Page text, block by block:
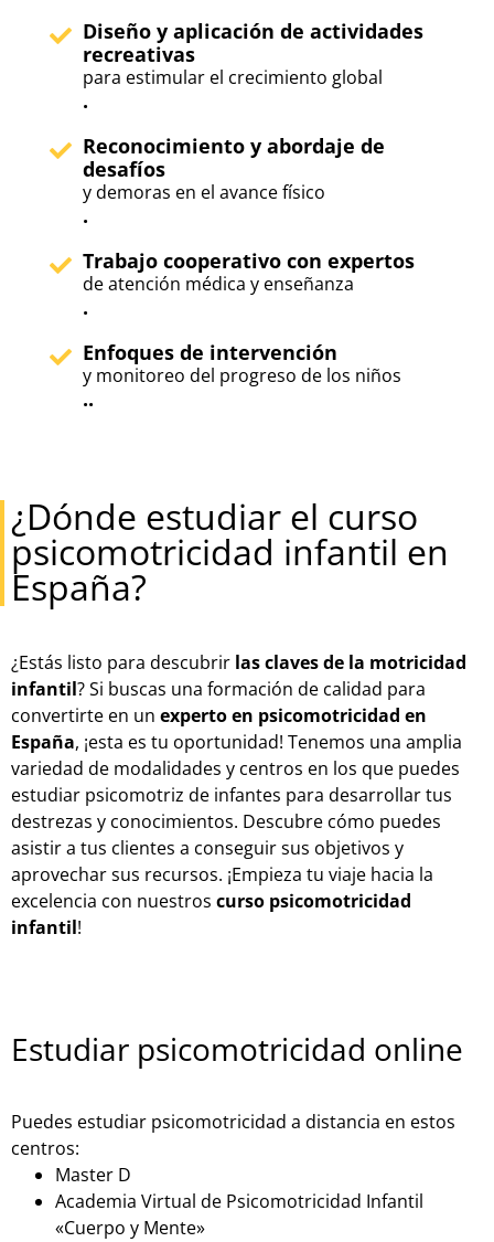
Diseño y aplicación de actividades
recreativas
para estimular el crecimiento global
.
Reconocimiento y abordaje de
desafíos
y demoras en el avance físico
.
Trabajo cooperativo con expertos
de atención médica y enseñanza
.
Enfoques de intervención
y monitoreo del progreso de los niños
..
¿Dónde estudiar el curso
psicomotricidad infantil en
España?
¿Estás listo para descubrir las claves de la motricidad
infantil? Si buscas una formación de calidad para
convertirte en un experto en psicomotricidad en
España, ¡esta es tu oportunidad! Tenemos una amplia
variedad de modalidades y centros en los que puedes
estudiar psicomotriz de infantes para desarrollar tus
destrezas y conocimientos. Descubre cómo puedes
asistir a tus clientes a conseguir sus objetivos y
aprovechar sus recursos. ¡Empieza tu viaje hacia la
excelencia con nuestros curso psicomotricidad
infantil!
Estudiar psicomotricidad online
Puedes estudiar psicomotricidad a distancia en estos
centros:
Master D
Academia Virtual de Psicomotricidad Infantil
«Cuerpo y Mente»